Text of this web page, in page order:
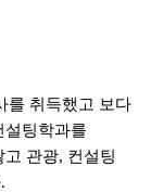
를 취득했고 보다
설팅학과를
고 관광, 컨설팅
.